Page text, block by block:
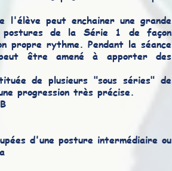
l'élève peut enchainer une grande
de la Série 1 de façon
propre rythme. Pendant la séance
être amené à apporter des
de plusieurs "sous séries" de
progression très précise.
d'une posture intermédiaire ou